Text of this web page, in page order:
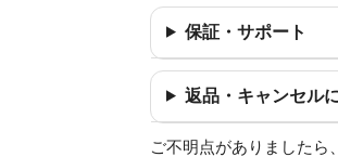
保証・サポート
返品・キャンセル
ご不明点がありましたら